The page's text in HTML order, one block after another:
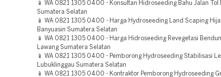
📱 WA 0821 1305 0400 - Konsultan Hidroseeding Bahu Jalan Tol
Sumatera Selatan
📱 WA 0821 1305 0400 - Harga Hydroseeding Land Scaping
Banyuasin Sumatera Selatan
📱 WA 0821 1305 0400 - Harga Hidroseeding Revegetasi
Lawang Sumatera Selatan
📱 WA 0821 1305 0400 - Pemborong Hydroseeding Stabilisasi
Lubuklinggau Sumatera Selatan
📱 WA 0821 1305 0400 - Kontraktor Pemborong Hydroseeding